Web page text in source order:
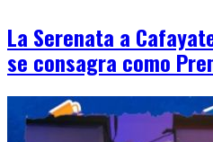
La Serenata a
se consagra como